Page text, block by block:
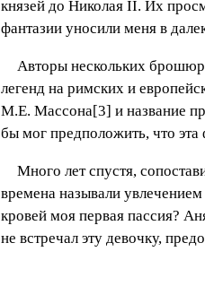
князей до НиколаяII. Их
фантазии уносили меня в
Авторы нескольких брошюр
легенд на римских и
М.Е. Массона[3] и название
бы мог предположить, что
Много лет спустя,
времена называли
кровей моя первая пассия?
не встречал эту девочку,